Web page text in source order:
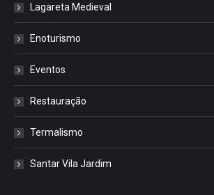
Lagareta Medieval
Enoturismo
Eventos
Restauração
Termalismo
Santar Vila Jardim